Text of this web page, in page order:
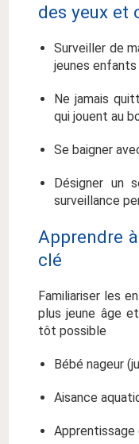
des yeux et
Surveiller de
jeunes enfants
Ne jamais
qui jouent au
Se baigner
Désigner un
surveillance
Apprendre
clé
Familiariser les
plus jeune âge
tôt possible
Bébé nageur
Aisance
Apprentissage